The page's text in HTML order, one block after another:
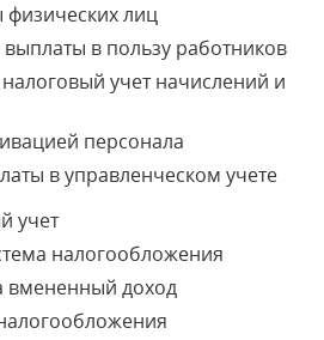
физических лиц
в пользу работников
налоговый учет начислений и
персонала
в управленческом учете
учет
налогообложения
вмененный доход